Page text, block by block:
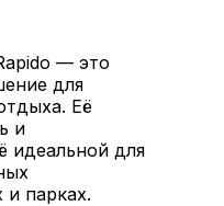
ресепшен
и панно
— это
для
Её
и
идеальной для
и парках.